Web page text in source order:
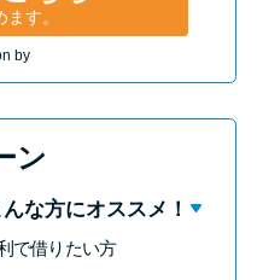
す。
by
ン
んな方にオススメ！
で借りたい方